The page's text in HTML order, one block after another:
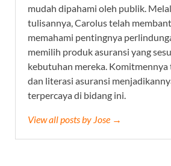
mudah dipahami oleh publik.
tulisannya, Carolus telah
memahami pentingnya
memilih produk asuransi yang
kebutuhan mereka. Komitmennya
dan literasi asuransi
terpercaya di bidang ini.
View all posts by Jose →